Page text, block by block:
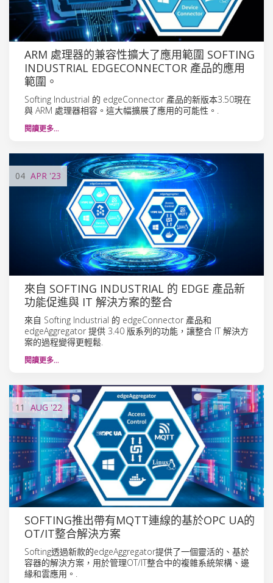
ARM 處理器的兼容性擴大了應用範圍 SOFTING
INDUSTRIAL EDGECONNECTOR 產品的應用
範圍。
Softing Industrial 的 edgeConnector 產品的新版本3.50現在
與 ARM 處理器相容。這大幅擴展了應用的可能性。.
閱讀更多…
04 APR '23
來自 SOFTING INDUSTRIAL 的 EDGE 產品新
功能促進與 IT 解決方案的整合
來自 Softing Industrial 的 edgeConnector 產品和
edgeAggregator 提供 3.40 版系列的功能，讓整合 IT 解決方
案的過程變得更輕鬆.
閱讀更多…
11 AUG'22
SOFTING推出帶有MQTT連線的基於OPC UA的
OT/IT整合解決方案
Softing透過新款的edgeAggregator提供了一個靈活的、基於
容器的解決方案，用於管理OT/IT整合中的複雜系統架構、邊
緣和雲應用。.